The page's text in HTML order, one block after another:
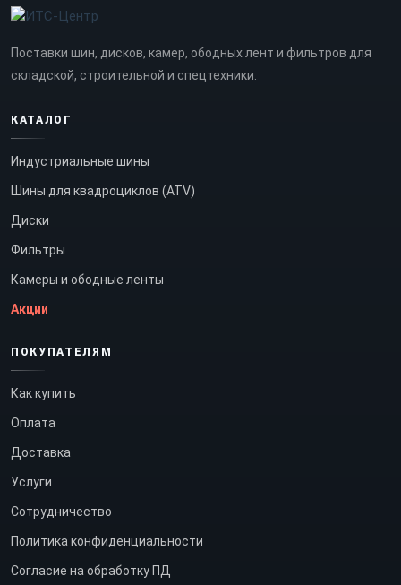
Поставки шин, дисков, камер, ободных лент и фильтров для
складской, строительной и спецтехники.
КАТАЛОГ
Индустриальные шины
Шины для квадроциклов (ATV)
Диски
Фильтры
Камеры и ободные ленты
Акции
ПОКУПАТЕЛЯМ
Как купить
Оплата
Доставка
Услуги
Сотрудничество
Политика конфиденциальности
Согласие на обработку ПД